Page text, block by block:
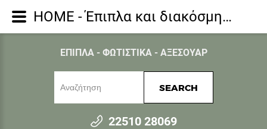
ΕΠΙΠΛΑ - ΦΩΤΙΣΤΙΚΑ - ΑΞΕΣΟΥΑΡ
SEARCH
22510 28069
HOME - Έπιπλα και διακόσμηση για όλο το σπίτι - Πίνακες